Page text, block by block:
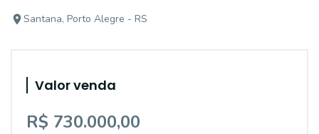
Santana, Porto Alegre - RS
Valor venda
R$ 730.000,00